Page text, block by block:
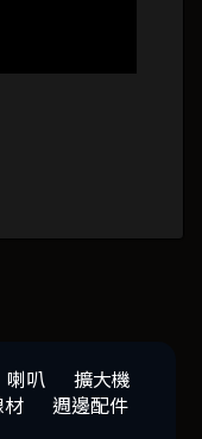
喇叭
擴大機
週邊配件